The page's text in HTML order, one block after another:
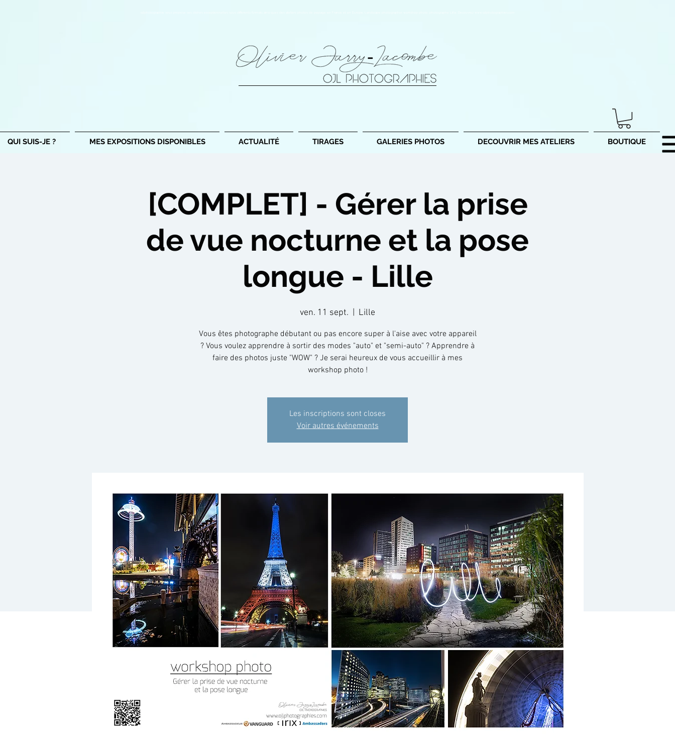
QUI SUIS-JE ? MES EXPOSITIONS DISPONIBLES ACTUALITÉ TIRAGES GALERIES PHOTOS DECOUVRIR MES ATELIERS BOUTIQUE
[COMPLET] - Gérer la prise
de vue nocturne et la pose
longue - Lille
ven. 11 sept.
  |
Lille
Vous êtes photographe débutant ou pas encore super à l'aise avec votre appareil
? Vous voulez apprendre à sortir des modes "auto" et "semi-auto" ? Apprendre à
faire des photos juste "WOW" ? Je serai heureux de vous accueillir à mes
Les inscriptions sont closes
Voir autres événements